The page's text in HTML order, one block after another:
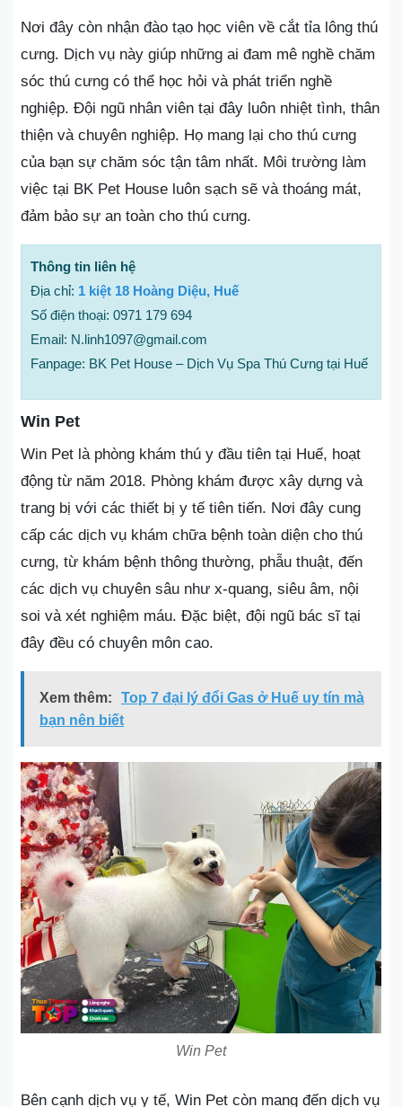
Nơi đây còn nhận đào tạo học viên về cắt tỉa lông thú
cưng. Dịch vụ này giúp những ai đam mê nghề chăm
sóc thú cưng có thể học hỏi và phát triển nghề
nghiệp. Đội ngũ nhân viên tại đây luôn nhiệt tình, thân
thiện và chuyên nghiệp. Họ mang lại cho thú cưng
của bạn sự chăm sóc tận tâm nhất. Môi trường làm
việc tại BK Pet House luôn sạch sẽ và thoáng mát,
đảm bảo sự an toàn cho thú cưng.
Thông tin liên hệ
Địa chỉ: 1 kiệt 18 Hoàng Diệu, Huế
Số điện thoại: 0971 179 694
Email: N.linh1097@gmail.com
Fanpage: BK Pet House – Dịch Vụ Spa Thú Cưng tại Huế
Win Pet
Win Pet là phòng khám thú y đầu tiên tại Huế, hoạt
động từ năm 2018. Phòng khám được xây dựng và
trang bị với các thiết bị y tế tiên tiến. Nơi đây cung
cấp các dịch vụ khám chữa bệnh toàn diện cho thú
cưng, từ khám bệnh thông thường, phẫu thuật, đến
các dịch vụ chuyên sâu như x-quang, siêu âm, nội
soi và xét nghiệm máu. Đặc biệt, đội ngũ bác sĩ tại
đây đều có chuyên môn cao.
Xem thêm:
Top 7 đại lý đổi Gas ở Huế uy tín mà
bạn nên biết
Win Pet
Bên cạnh dịch vụ y tế, Win Pet còn mang đến dịch vụ